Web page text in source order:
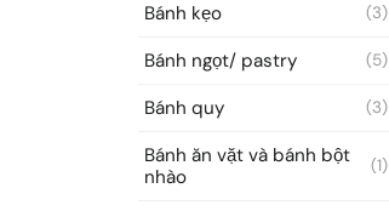
Bánh kẹo (3)
Bánh ngọt/ pastry (5)
Bánh quy (3)
Bánh ăn vặt và bánh bột
nhào
(1)